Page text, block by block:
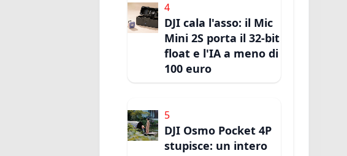
4
DJI cala l'asso: il Mic
Mini 2S porta il 32-bit
float e l'IA a meno di
100 euro
5
DJI Osmo Pocket 4P
stupisce: un intero